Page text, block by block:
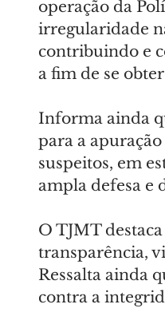
operação da
irregularidade
contribuindo e
a fim de se
Informa ainda
para a
suspeitos, em
ampla defesa e
O TJMT
transparência,
Ressalta ainda
contra a